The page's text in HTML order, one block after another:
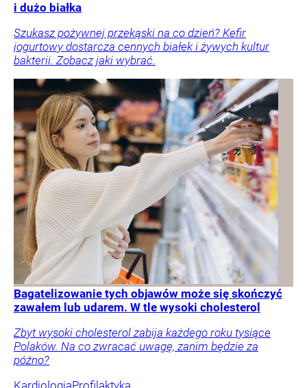
i dużo białka
Szukasz pożywnej przekąski na co dzień? Kefir
jogurtowy dostarcza cennych białek i żywych kultur
bakterii. Zobacz jaki wybrać.
Bagatelizowanie tych objawów może się skończyć
zawałem lub udarem. W tle wysoki cholesterol
Zbyt wysoki cholesterol zabija każdego roku tysiące
Polaków. Na co zwracać uwagę, zanim będzie za
późno?